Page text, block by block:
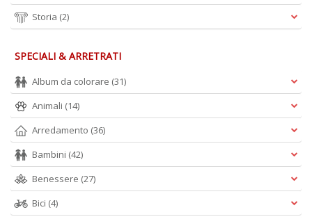
Storia (2)
SPECIALI & ARRETRATI
Album da colorare (31)
Animali (14)
Arredamento (36)
Bambini (42)
Benessere (27)
Bici (4)